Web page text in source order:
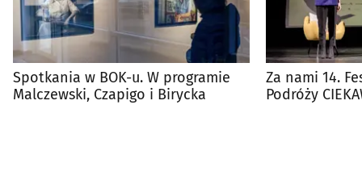
Spotkania w BOK-u. W programie
Malczewski, Czapigo i Birycka
Za nami 14.
Podróży